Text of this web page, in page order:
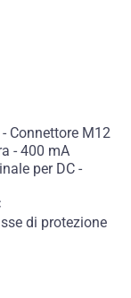
Connettore M12
- 400 mA
per DC-
di protezione